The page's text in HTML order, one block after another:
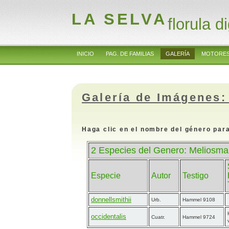
LA SELVAflorula
INICIO PAG. DE FAMILIAS GALERÍA
Galería de
Haga clic en el nombre del género
2 Especies del Genero:
Especie Autor Testigo
donnellsmithii Urb. Hammel 9108
occidentalis Cuatr. Hammel 9724